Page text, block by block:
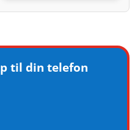
til din telefon